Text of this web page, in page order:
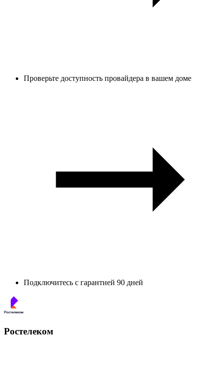
Проверьте доступность провайдера в вашем доме
Подключитесь с гарантией 90 дней
Ростелеком